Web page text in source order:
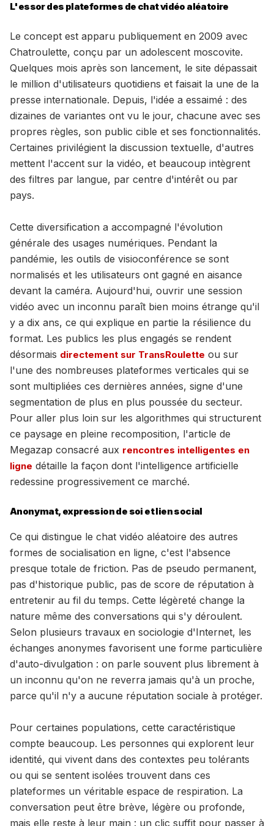
L'essor des plateformes de chat vidéo aléatoire
Le concept est apparu publiquement en 2009 avec
Chatroulette, conçu par un adolescent moscovite.
Quelques mois après son lancement, le site dépassait
le million d'utilisateurs quotidiens et faisait la une de la
presse internationale. Depuis, l'idée a essaimé : des
dizaines de variantes ont vu le jour, chacune avec ses
propres règles, son public cible et ses fonctionnalités.
Certaines privilégient la discussion textuelle, d'autres
mettent l'accent sur la vidéo, et beaucoup intègrent
des filtres par langue, par centre d'intérêt ou par
pays.
Cette diversification a accompagné l'évolution
générale des usages numériques. Pendant la
pandémie, les outils de visioconférence se sont
normalisés et les utilisateurs ont gagné en aisance
devant la caméra. Aujourd'hui, ouvrir une session
vidéo avec un inconnu paraît bien moins étrange qu'il
y a dix ans, ce qui explique en partie la résilience du
format. Les publics les plus engagés se rendent
désormais directement sur TransRoulette ou sur
l'une des nombreuses plateformes verticales qui se
sont multipliées ces dernières années, signe d'une
segmentation de plus en plus poussée du secteur.
Pour aller plus loin sur les algorithmes qui structurent
ce paysage en pleine recomposition, l'article de
Megazap consacré aux rencontres intelligentes en
ligne détaille la façon dont l'intelligence artificielle
redessine progressivement ce marché.
Anonymat, expression de soi et lien social
Ce qui distingue le chat vidéo aléatoire des autres
formes de socialisation en ligne, c'est l'absence
presque totale de friction. Pas de pseudo permanent,
pas d'historique public, pas de score de réputation à
entretenir au fil du temps. Cette légèreté change la
nature même des conversations qui s'y déroulent.
Selon plusieurs travaux en sociologie d'Internet, les
échanges anonymes favorisent une forme particulière
d'auto-divulgation : on parle souvent plus librement à
un inconnu qu'on ne reverra jamais qu'à un proche,
parce qu'il n'y a aucune réputation sociale à protéger.
Pour certaines populations, cette caractéristique
compte beaucoup. Les personnes qui explorent leur
identité, qui vivent dans des contextes peu tolérants
ou qui se sentent isolées trouvent dans ces
plateformes un véritable espace de respiration. La
conversation peut être brève, légère ou profonde,
mais elle reste à leur main : un clic suffit pour passer à